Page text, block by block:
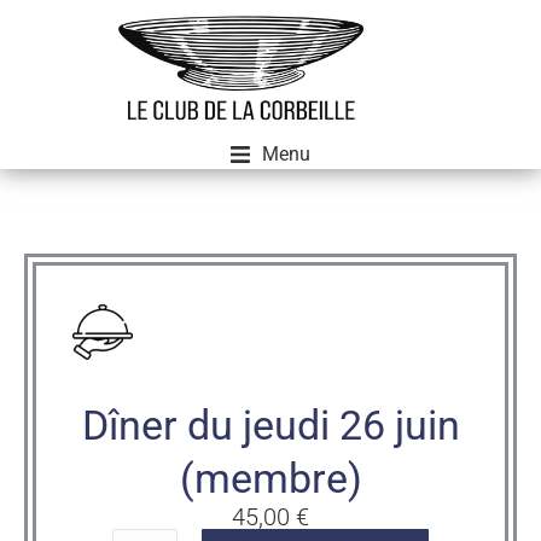
Menu
Dîner du jeudi 26 juin
(membre)
45,00 €